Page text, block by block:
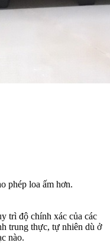
phép loa ấm hơn.
trì độ chính xác của các
trung thực, tự nhiên dù ở
nào.